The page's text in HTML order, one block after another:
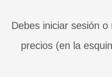
Debes iniciar sesión
precios (en la